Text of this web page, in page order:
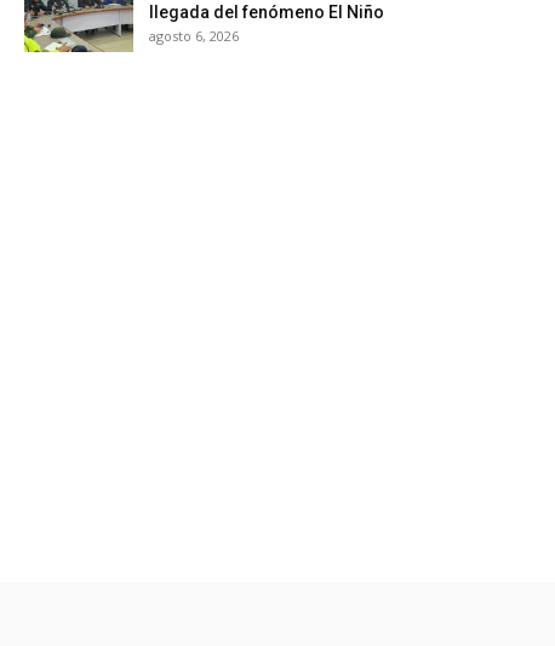
llegada del fenómeno El Niño
agosto 6, 2026